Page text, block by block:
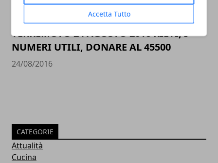
Accetta Tutto
TERREMOTO 24 AGOSTO 2016 RIETI, I
NUMERI UTILI, DONARE AL 45500
24/08/2016
CATEGORIE
Attualità
Cucina